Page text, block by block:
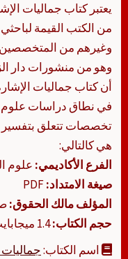
يعتبر كتاب جماليات
من الكتب القيمة
وغيرهم من المتخصصين
وهو من منشورات دار
أن كتاب جماليات
في نطاق دراسات علوم
تخصصات تتعلق بتفسير
هي كالتالي:
الفرع الأكاديمي: علوم
صيغة الامتداد:
المؤلف مالك الحقوق:
حجم الكتاب:1.4 ميجابايت
اسم الكتاب: